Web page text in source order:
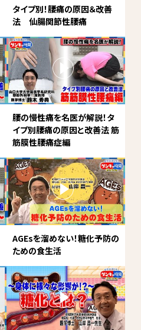
タイプ別！腰痛の原因＆改善
法 仙腸関節性腰痛
腰の慢性痛を名医が解説！タ
イプ別腰痛の原因と改善法 筋
筋膜性腰痛症編
AGEsを溜めない！糖化予防の
ための食生活